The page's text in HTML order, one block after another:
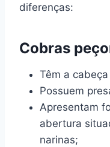
diferenças:
Cobras
Têm a
Possuem
Apresentam
abertura
narinas;